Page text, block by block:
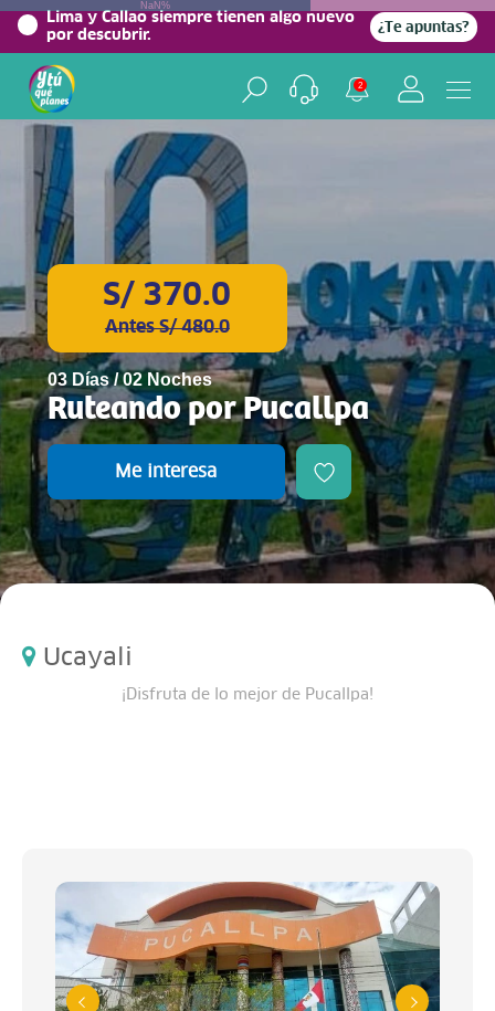
Lima y Callao siempre tienen algo nuevo
por descubrir.
¿Te apuntas?
2
NaN%
S/ 370.0
Antes S/ 480.0
03 Días / 02 Noches
Ruteando por Pucallpa
Me interesa
Ucayali
¡Disfruta de lo mejor de Pucallpa!